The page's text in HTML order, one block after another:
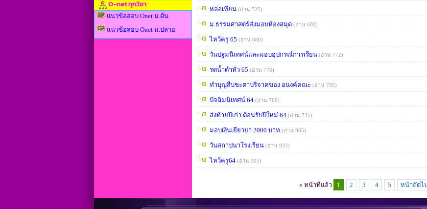
O-net ทุกวิชา
แนวข้อสอบ Onet ม.ต้น
แนวข้อสอบ Onet ม.ปลาย
หล่อเทียน (อ่าน 525)
ม.ธรรมศาสตร์ส่งมอบห้องสมุด (อ่าน 688)
ไหว้ครู 65 (อ่าน 880)
วันปฐมนิเทศน์และมอบอุปกรณ์การเรียน (อ่าน 772)
รดน้ำดำหัว 65 (อ่าน 773)
ทำบุญสืบชะตาบริจาคของ อนงค์คณะ (อ่าน 795)
ปัจฉิมนิเทศน์ 64 (อ่าน 766)
ส่งท้ายปีเก่า ต้อนรับปีใหม่ 64 (อ่าน 731)
มอบเงินเยียวยา 2000 บาท (อ่าน 985)
วันสถาปนาโรงเรียน (อ่าน 933)
ไหว้ครู64 (อ่าน 903)
« หน้าที่แล้ว 1 2 3 4 5 หน้าถัดไ